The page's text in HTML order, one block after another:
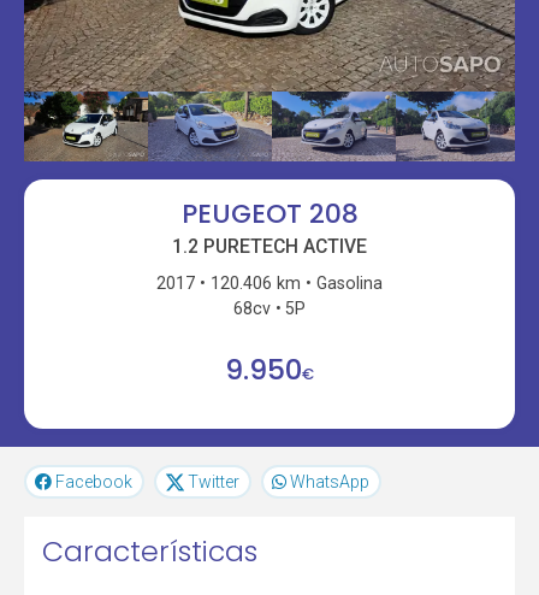
PEUGEOT 208
1.2 PURETECH ACTIVE
2017 120.406 km
Gasolina
68cv
5P
9.950€
Facebook Twitter WhatsApp
Características